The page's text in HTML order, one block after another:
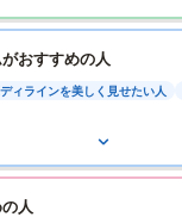
おすすめの人
ィラインを美しく見せたい人
人